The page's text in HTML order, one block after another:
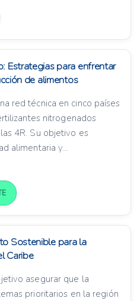
Estrategias para enfrentar
de alimentos
red técnica en cinco países
nitrogenados
4R. Su objetivo es
alimentaria y...
Sostenible para la
Caribe
asegurar que la
prioritarios en la región